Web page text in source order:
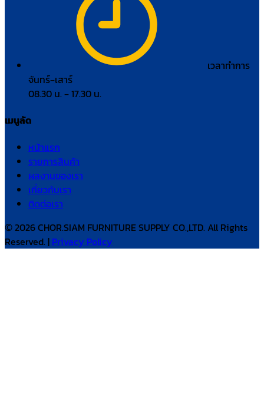
เวลาทำการ
จันทร์–เสาร์
08.30 น. – 17.30 น.
เมนูลัด
หน้าแรก
รายการสินค้า
ผลงานของเรา
เกี่ยวกับเรา
ติดต่อเรา
© 2026 CHOR.SIAM FURNITURE SUPPLY CO.,LTD. All Rights
Reserved. | Privacy Policy